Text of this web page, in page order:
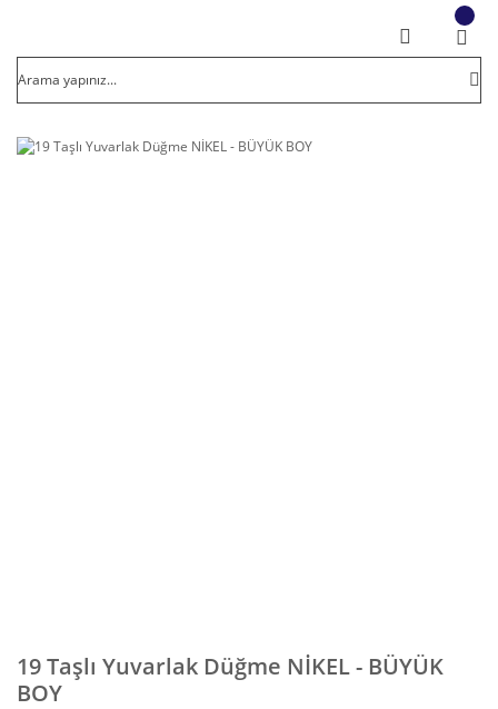
19 Taşlı Yuvarlak Düğme NİKEL - BÜYÜK
BOY